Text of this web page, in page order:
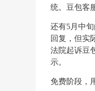
统。豆包客
还有5月中
回复，但实
法院起诉豆
示。
免费阶段，